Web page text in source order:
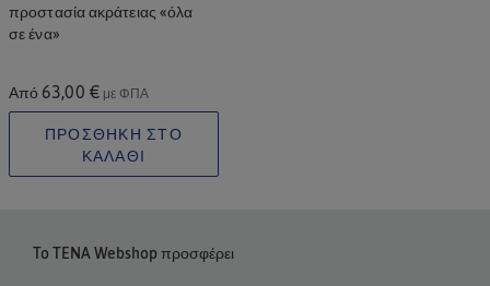
προστασία ακράτειας «όλα
σε ένα»
Από 63,00 € με ΦΠΑ
ΠΡΟΣΘΗΚΗ ΣΤΟ
ΚΑΛΑΘΙ
To TENA Webshop προσφέρει